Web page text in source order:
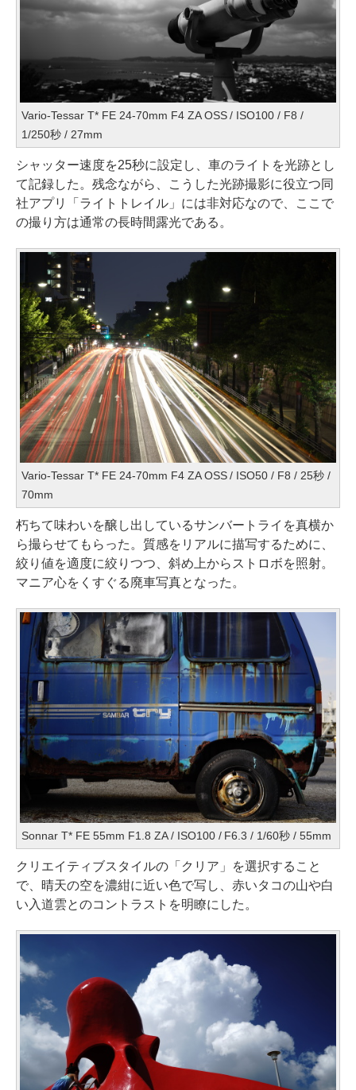
Vario-Tessar T* FE 24-70mm F4 ZA OSS / ISO100 / F8 /
1/250秒 / 27mm
シャッター速度を25秒に設定し、車のライトを光跡とし
て記録した。残念ながら、こうした光跡撮影に役立つ同
社アプリ「ライトトレイル」には非対応なので、ここで
の撮り方は通常の長時間露光である。
Vario-Tessar T* FE 24-70mm F4 ZA OSS / ISO50 / F8 / 25秒 /
70mm
朽ちて味わいを醸し出しているサンバートライを真横か
ら撮らせてもらった。質感をリアルに描写するために、
絞り値を適度に絞りつつ、斜め上からストロボを照射。
マニア心をくすぐる廃車写真となった。
Sonnar T* FE 55mm F1.8 ZA / ISO100 / F6.3 / 1/60秒 / 55mm
クリエイティブスタイルの「クリア」を選択すること
で、晴天の空を濃紺に近い色で写し、赤いタコの山や白
い入道雲とのコントラストを明瞭にした。